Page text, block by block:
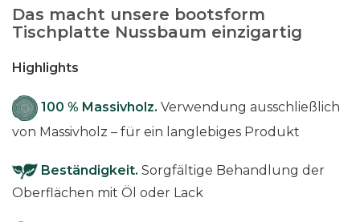
u
s
b
a
u
m
e
n
Das macht unsere bootsform
Tischplatte Nussbaum einzigartig
Highlights
100 % Massivholz. Verwendung ausschließlich
von Massivholz – für ein langlebiges Produkt
Beständigkeit. Sorgfältige Behandlung der
Oberflächen mit Öl oder Lack